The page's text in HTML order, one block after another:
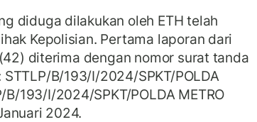
diduga dilakukan oleh ETH telah
Kepolisian. Pertama laporan dari
diterima dengan nomor surat tanda
B/193/I/2024/SPKT/POLDA
B/193/I/2024/SPKT/POLDA METRO
2024.